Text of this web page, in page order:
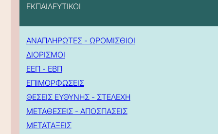
ΕΚΠΑΙΔΕΥΤΙΚΟΙ
ΑΝΑΠΛΗΡΩΤΕΣ - ΩΡΟΜΙΣΘΙΟΙ
ΔΙΟΡΙΣΜΟΙ
ΕΕΠ - ΕΒΠ
ΕΠΙΜΟΡΦΩΣΕΙΣ
ΘΕΣΕΙΣ ΕΥΘΥΝΗΣ - ΣΤΕΛΕΧΗ
ΜΕΤΑΘΕΣΕΙΣ - ΑΠΟΣΠΑΣΕΙΣ
ΜΕΤΑΤΑΞΕΙΣ